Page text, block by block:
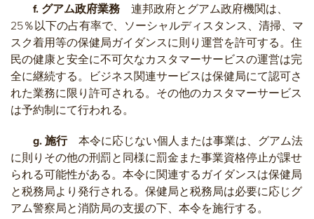
f. グアム政府業務 連邦政府とグアム政府機関は、
25％以下の占有率で、ソーシャルディスタンス、清掃、マ
スク着用等の保健局ガイダンスに則り運営を許可する。住
民の健康と安全に不可欠なカスタマーサービスの運営は完
全に継続する。ビジネス関連サービスは保健局にて認可さ
れた業務に限り許可される。その他のカスタマーサービス
は予約制にて行われる。
g. 施行本令に応じない個人または事業は、グアム法
に則りその他の刑罰と同様に罰金また事業資格停止が課せ
られる可能性がある。本令に関連するガイダンスは保健局
と税務局より発行される。保健局と税務局は必要に応じグ
アム警察局と消防局の支援の下、本令を施行する。